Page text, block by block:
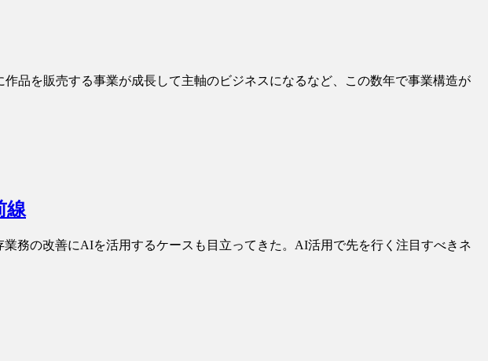
品を販売する事業が成長して主軸のビジネスになるなど、この数年で事業構造が
線
務の改善にAIを活用するケースも目立ってきた。AI活用で先を行く注目すべきネ